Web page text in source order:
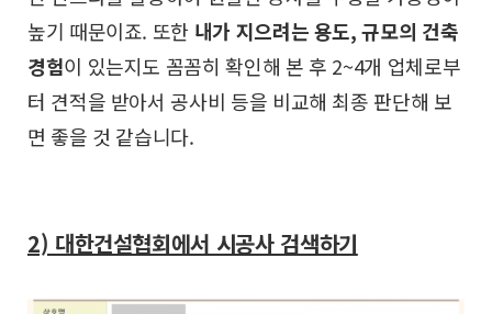
높기 때문이죠. 또한 내가 지으려는 용도, 규모의 건축
경험이 있는지도 꼼꼼히 확인해 본 후 2~4개 업체로부
터 견적을 받아서 공사비 등을 비교해 최종 판단해 보
면 좋을 것 같습니다.
2) 대한건설협회에서 시공사 검색하기